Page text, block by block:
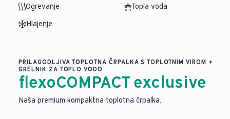
Ogrevanje
Topla voda
Hlajenje
PRILAGODLJIVA TOPLOTNA ČRPALKA S TOPLOTNIM VIROM +
GRELNIK ZA TOPLO VODO
flexoCOMPACT exclusive
Naša premium kompaktna toplotna črpalka.